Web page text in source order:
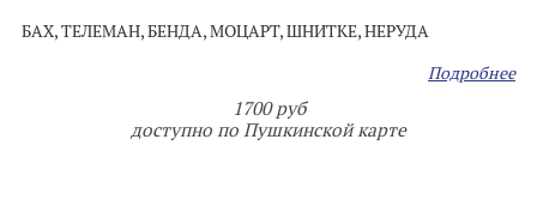
БАХ, ТЕЛЕМАН, БЕНДА, МОЦАРТ, ШНИТКЕ, НЕРУДА
Подробнее
1700 руб
доступно по Пушкинской карте